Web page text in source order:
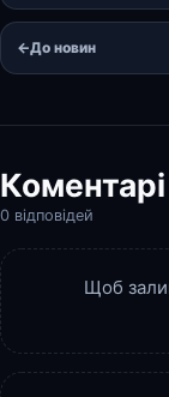
←До новин
Коментарі
0 відповідей
Щоб